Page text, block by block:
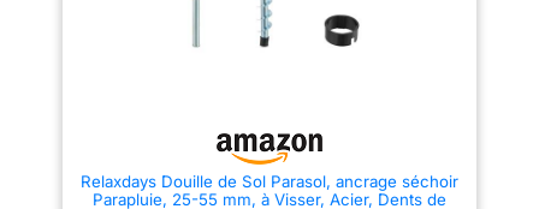
l’industrie. Ils conviennent
parfaitement pour une fixation
supérieure, ils sont résistants à
résistants aux intempéries. La
galvanisation se fait par
Relaxdays Douille de Sol Parasol, ancrage séchoir
Parapluie, 25-55 mm, à Visser, Acier, Dents de